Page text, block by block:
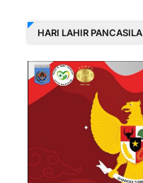
HARI LAHIR PANCASILA